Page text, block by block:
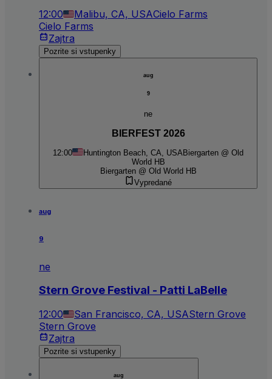
12:00 Malibu, CA, USACielo Farms
Cielo Farms
Zajtra
Pozrite si vstupenky
aug
9
ne
BIERFEST 2026
12:00 Huntington Beach, CA, USABiergarten @ Old
World HB
Biergarten @ Old World HB
Vypredané
aug
9
ne
Stern Grove Festival - Patti LaBelle
12:00 San Francisco, CA, USAStern Grove
Stern Grove
Zajtra
Pozrite si vstupenky
aug